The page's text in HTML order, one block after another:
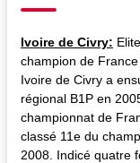
Ivoire de Civry:
champion de
Ivoire de Civry a
régional B1P en
championnat de
classé 11e du
2008. Indicé quatre